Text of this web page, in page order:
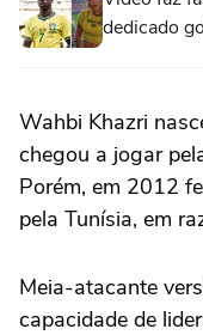
dedicado
Wahbi Khazri
chegou a jogar
Porém, em 2012
pela Tunísia, em
Meia-atacante
capacidade de